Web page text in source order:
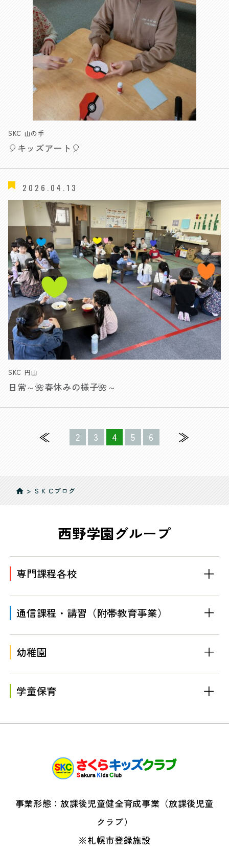
SKC 山の手
🎈キッズアート🎈
2026.04.13
SKC 円山
日常～🌺春休みの様子🌺～
≪ 2 3 4 5 6 ≫
home > ＳＫＣブログ
西野学園グループ
専門課程各校
通信課程・講習 （附帯教育事業）
幼稚園
学童保育
事業形態：放課後児童健全育成事業（放課後児童
クラブ）
※札幌市登録施設